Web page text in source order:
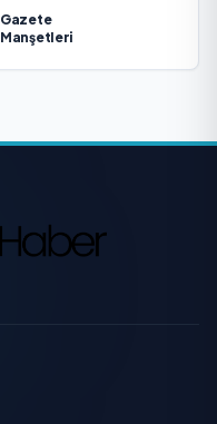
Gazete
Manşetleri